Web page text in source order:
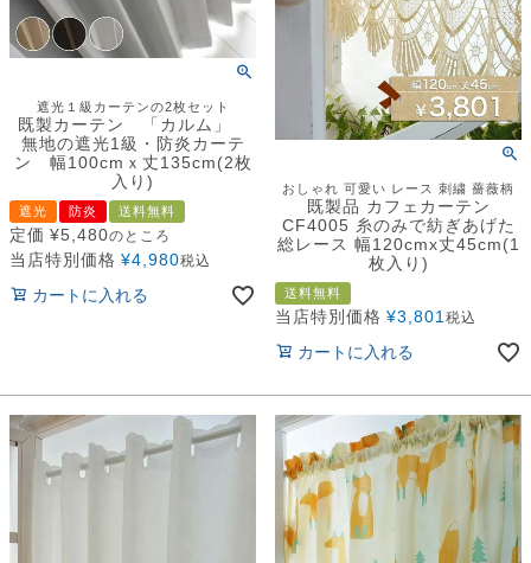
遮光１級カーテンの2枚セット
既製カーテン 「カルム」
無地の遮光1級・防炎カーテ
ン 幅100cmｘ丈135cm(2枚
入り)
遮光 防炎 送料無料
定価 ¥5,480のところ
当店特別価格 ¥4,980税込
カートに入れる
おしゃれ 可愛い レース 刺繍 薔薇柄
既製品 カフェカーテン
CF4005 糸のみで紡ぎあげた
総レース 幅120cmx丈45cm(1
枚入り)
送料無料
当店特別価格 ¥3,801 税込
カートに入れる